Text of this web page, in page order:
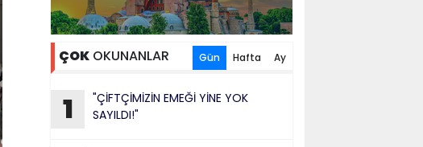
ÇOK OKUNANLAR Gün Hafta Ay
1
"ÇİFTÇİMİZİN EMEĞİ YİNE YOK
SAYILDI!"